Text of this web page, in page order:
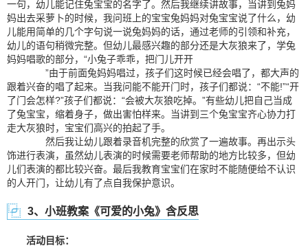
一句，幼儿能记住兔宝宝的名字了。然后我继续讲故事，当讲到兔妈
妈出去采萝卜的时候，我问班上的宝宝兔妈妈对兔宝宝说了什么，幼
儿能用简单的几个字句说一说兔妈妈的话，通过老师的引领和补充，
幼儿的语句稍微完整。但幼儿最感兴趣的部分还是大灰狼来了，学兔
妈妈唱歌的部分，“小兔子乖乖，把门儿开开
”由于前面兔妈妈唱过，孩子们这时候已经会唱了，都大声的
跟着兴奋的唱了起来。当我问能不能开门时，孩子们都说：“不能!”“开
了门会怎样?”孩子们都说：“会被大灰狼吃掉。”有些幼儿把自己当成
了兔宝宝，缩着身子，做出害怕样来。当讲到三个兔宝宝齐心协力打
走大灰狼时，宝宝们高兴的拍起了手。
然后我让幼儿跟着录音机完整的欣赏了一遍故事。再出示头
饰进行表演，虽然幼儿表演的时候需要老师帮助的地方比较多，但幼
儿们表演的都比较兴奋。最后我教育宝宝们在家时不能随便给不认识
的人开门，让幼儿有了点自我保护意识。
3、小班教案《可爱的小兔》含反思
活动目标：